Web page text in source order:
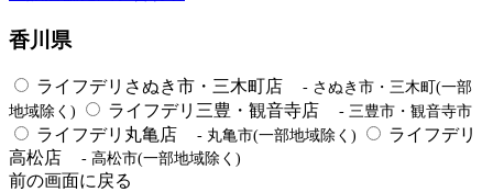
香川県
ライフデリさぬき市・三木町店
- さぬき市・三木町(一部
地域除く)
ライフデリ三豊・観音寺店 - 三豊市・観音寺市
ライフデリ丸亀店 - 丸亀市(一部地域除く)
ライフデリ
高松店
- 高松市(一部地域除く)
前の画面に戻る